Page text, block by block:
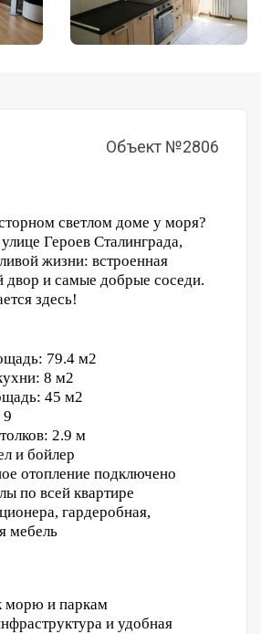
Объект №2806
светлом доме у моря?
Героев Сталинграда,
жизни: встроенная
двор и самые добрые соседи.
здесь!
79.4 м2
8 м2
45 м2
9
2.9 м
и бойлер
отопление подключено
по всей квартире
гардеробная,
мебель
морю и паркам
и удобная